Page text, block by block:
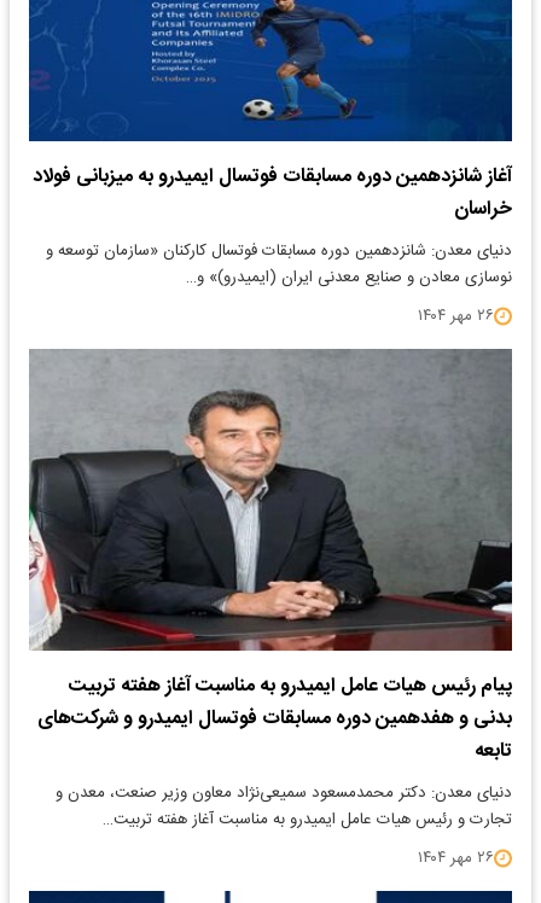
آغاز شانزدهمین دوره مسابقات فوتسال ایمیدرو به میزبانی فولاد
خراسان
دنیای معدن: شانزدهمین دوره مسابقات فوتسال کارکنان «سازمان توسعه و
نوسازی معادن و صنایع معدنی ایران (ایمیدرو)» و…
۲۶ مهر ۱۴۰۴
پیام رئیس هیات عامل ایمیدرو به مناسبت آغاز هفته تربیت
بدنی و هفدهمین دوره مسابقات فوتسال ایمیدرو و شرکت‌های
تابعه
دنیای معدن: دکتر محمدمسعود سمیعی‌نژاد معاون وزیر صنعت، معدن و
تجارت و رئیس هیات عامل ایمیدرو به مناسبت آغاز هفته تربیت…
۲۶ مهر ۱۴۰۴